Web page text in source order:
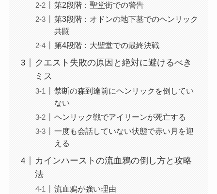
第2段階：聖堂街での警告
第3段階：オドンの地下墓でのヘンリック
共闘
第4段階：大聖堂での最終決戦
クエスト失敗の原因と絶対に避けるべき
ミス
禁断の森到達前にヘンリックを倒してい
ない
ヘンリック戦でアイリーンが死亡する
一度も会話していない状態で赤い月を迎
える
カインハーストの流血鴉の倒し方と攻略
法
流血鴉が強い理由